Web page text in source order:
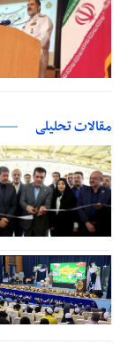
مقالات تحلیلی